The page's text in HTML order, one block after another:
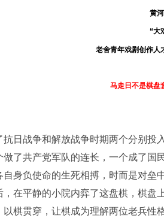
黄
“大
老舍青年戏剧创作人
马走日不是棋盘
日战争和解放战争时期两个分别
做了共产党军队的连长，一个成了
身负使命的生死相搏，时而是对
在平静的小院内弈了这盘棋，棋
棋贯穿，让棋成为理解两位老兵性